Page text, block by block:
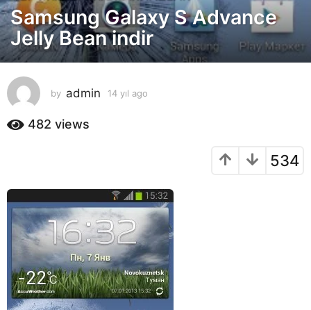
4
y
ı
l
a
g
1
a
g
Samsung Galaxy S Advance
Jelly Bean indir
by admin 14 yıl ago
482 views
534